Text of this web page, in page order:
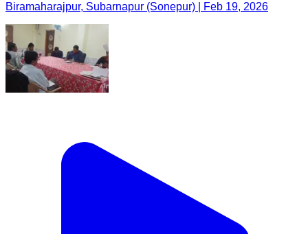
Biramaharajpur, Subarnapur (Sonepur) | Feb 19, 2026